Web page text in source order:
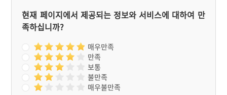
현재 페이지에서 제공되는 정보와 서비스에 대하여 만
족하십니까?
매우만족
만족
보통
불만족
매우불만족